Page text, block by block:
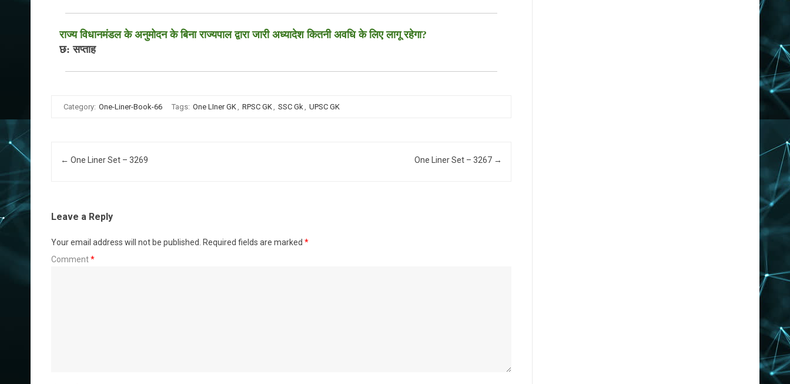
राज्य विधानमंडल के अनुमोदन के बिना राज्यपाल द्वारा जारी अध्यादेश कितनी अवधि के लिए लागू रहेगा?
छ: सप्ताह
Category: One-Liner-Book-66 Tags: One LIner GK, RPSC GK, SSC Gk, UPSC GK
Post navigation
← One Liner Set – 3269 One Liner Set – 3267 →
Leave a Reply
Your email address will not be published. Required fields are marked *
Comment*